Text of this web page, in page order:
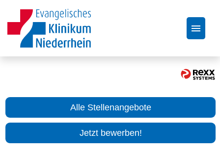
Bewerbungstipps
FAQ
Alle Stellenangebote
Jetzt bewerben!